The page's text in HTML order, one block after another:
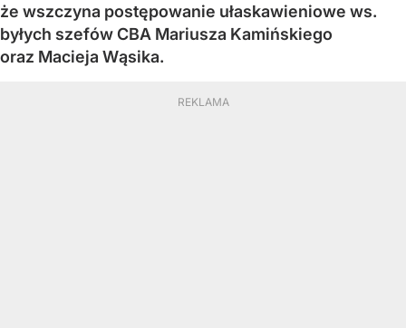
że wszczyna postępowanie ułaskawieniowe ws.
byłych szefów CBA Mariusza Kamińskiego
oraz Macieja Wąsika.